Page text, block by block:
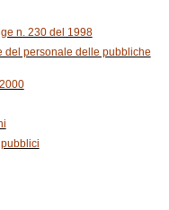
n. 230 del 1998
del personale delle pubbliche